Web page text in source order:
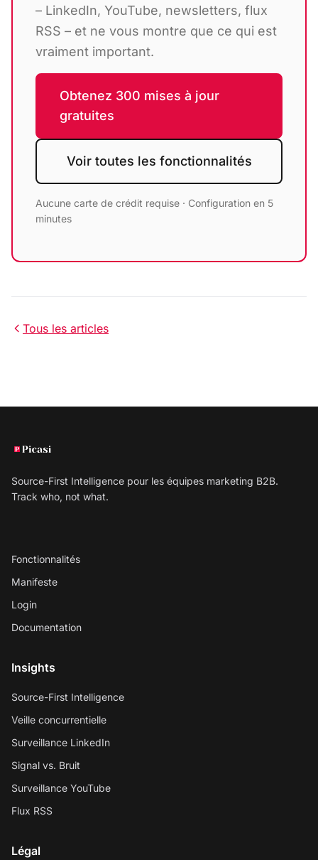
– LinkedIn, YouTube, newsletters, flux
RSS – et ne vous montre que ce qui est
vraiment important.
Obtenez 300 mises à jour
gratuites
Voir toutes les fonctionnalités
Aucune carte de crédit requise · Configuration en 5
minutes
Tous les articles
Source-First Intelligence pour les équipes marketing B2B.
Track who, not what.
Fonctionnalités
Manifeste
Login
Documentation
Insights
Source-First Intelligence
Veille concurrentielle
Surveillance LinkedIn
Signal vs. Bruit
Surveillance YouTube
Flux RSS
Légal